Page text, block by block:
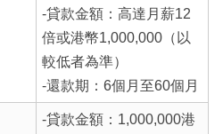
-貸款金額：高達月薪12
倍或港幣1,000,000（以
較低者為準）
-還款期：6個月至60個月
-貸款金額：1,000,000港